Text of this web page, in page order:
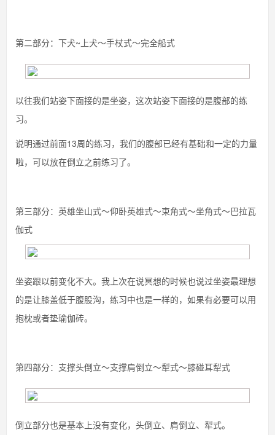
第二部分：下犬~上犬～手杖式～完全船式
以往我们站姿下面接的是坐姿，这次站姿下面接的是腹部的练
习。
说明通过前面13周的练习，我们的腹部已经有基础和一定的力量
啦，可以放在倒立之前练习了。
第三部分：英雄坐山式～仰卧英雄式～束角式～坐角式～巴拉瓦
伽式
坐姿跟以前变化不大。我上次在说冥想的时候也说过坐姿最理想
的是让膝盖低于腹股沟，练习中也是一样的，如果有必要可以用
抱枕或者垫瑜伽砖。
第四部分：支撑头倒立～支撑肩倒立～犁式～膝碰耳犁式
倒立部分也是基本上没有变化，头倒立、肩倒立、犁式。